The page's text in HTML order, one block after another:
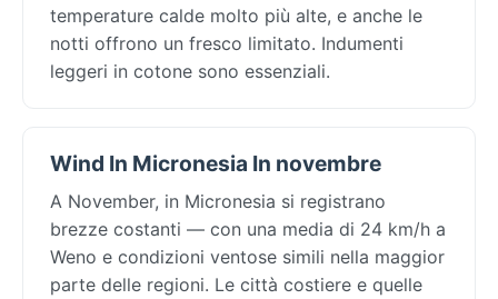
temperature calde molto più alte, e anche le
notti offrono un fresco limitato. Indumenti
leggeri in cotone sono essenziali.
Wind In Micronesia In novembre
A November, in Micronesia si registrano
brezze costanti — con una media di 24 km/h a
Weno e condizioni ventose simili nella maggior
parte delle regioni. Le città costiere e quelle